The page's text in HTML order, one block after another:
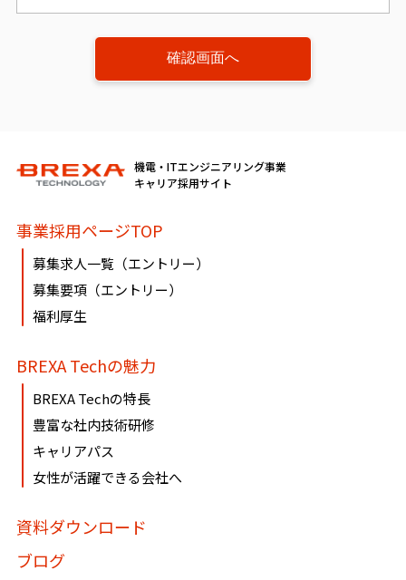
個人情報の提供は原則任意です。ただし、個人情報を
提供いただけない場合は、該当事項につきまして当社
「訂正、追加又は削除」「利用又は提供の拒否」に関
個人情報を提供されたお客様は、該当情報に関して
「利用目的の通知」、「開示」、「訂正、追加、削
除」、「利用又は提供の拒否」を要求する権利を有し
ております。
〶100-0005
東京都千代田区丸の内1-8-3 丸の内トラストタワー本
館16・17階
株式会社BREXA Technology
個人情報保護管理者：吉野 貴博
TEL:03-3286-4777 FAX:03-3286-4778
機電・ITエンジニアリング事業
キャリア採用サイト
事業採用ページTOP
募集求人一覧（エントリー）
募集要項（エントリー）
福利厚生
BREXA Techの魅力
BREXA Techの特長
豊富な社内技術研修
キャリアパス
女性が活躍できる会社へ
資料ダウンロード
ブログ